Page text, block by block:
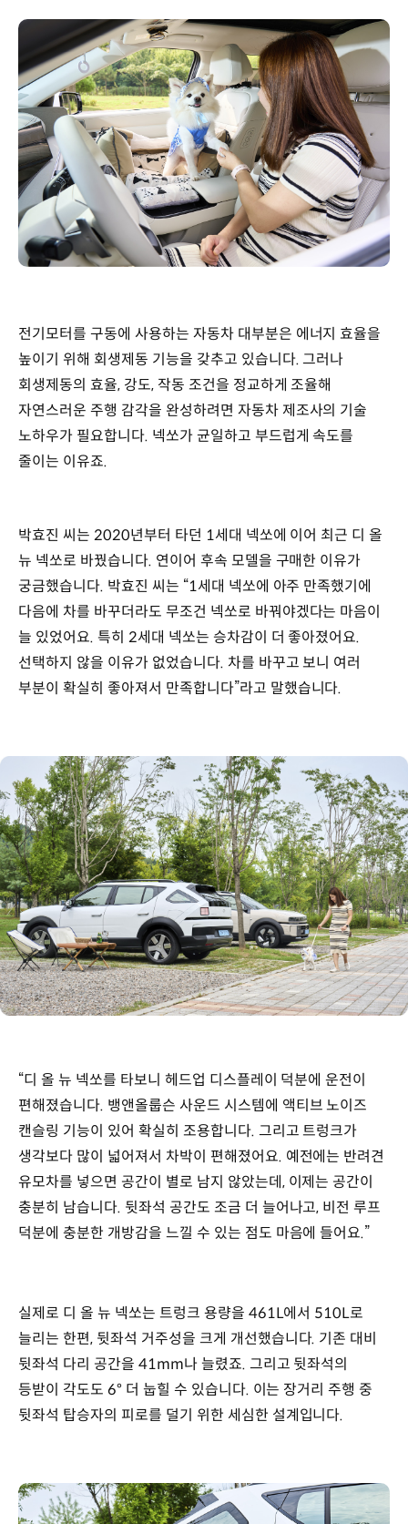
전기모터를 구동에 사용하는 자동차 대부분은 에너지 효율을
높이기 위해 회생제동 기능을 갖추고 있습니다. 그러나
회생제동의 효율, 강도, 작동 조건을 정교하게 조율해
자연스러운 주행 감각을 완성하려면 자동차 제조사의 기술
노하우가 필요합니다. 넥쏘가 균일하고 부드럽게 속도를
줄이는 이유죠.
박효진 씨는 2020년부터 타던 1세대 넥쏘에 이어 최근 디 올
뉴 넥쏘로 바꿨습니다. 연이어 후속 모델을 구매한 이유가
궁금했습니다. 박효진 씨는 “1세대 넥쏘에 아주 만족했기에
다음에 차를 바꾸더라도 무조건 넥쏘로 바꿔야겠다는 마음이
늘 있었어요. 특히 2세대 넥쏘는 승차감이 더 좋아졌어요.
선택하지 않을 이유가 없었습니다. 차를 바꾸고 보니 여러
부분이 확실히 좋아져서 만족합니다”라고 말했습니다.
“디 올 뉴 넥쏘를 타보니 헤드업 디스플레이 덕분에 운전이
편해졌습니다. 뱅앤올룹슨 사운드 시스템에 액티브 노이즈
캔슬링 기능이 있어 확실히 조용합니다. 그리고 트렁크가
생각보다 많이 넓어져서 차박이 편해졌어요. 예전에는 반려견
유모차를 넣으면 공간이 별로 남지 않았는데, 이제는 공간이
충분히 남습니다. 뒷좌석 공간도 조금 더 늘어나고, 비전 루프
덕분에 충분한 개방감을 느낄 수 있는 점도 마음에 들어요.”
실제로 디 올 뉴 넥쏘는 트렁크 용량을 461L에서 510L로
늘리는 한편, 뒷좌석 거주성을 크게 개선했습니다. 기존 대비
뒷좌석 다리 공간을 41mm나 늘렸죠. 그리고 뒷좌석의
등받이 각도도 6° 더 눕힐 수 있습니다. 이는 장거리 주행 중
뒷좌석 탑승자의 피로를 덜기 위한 세심한 설계입니다.